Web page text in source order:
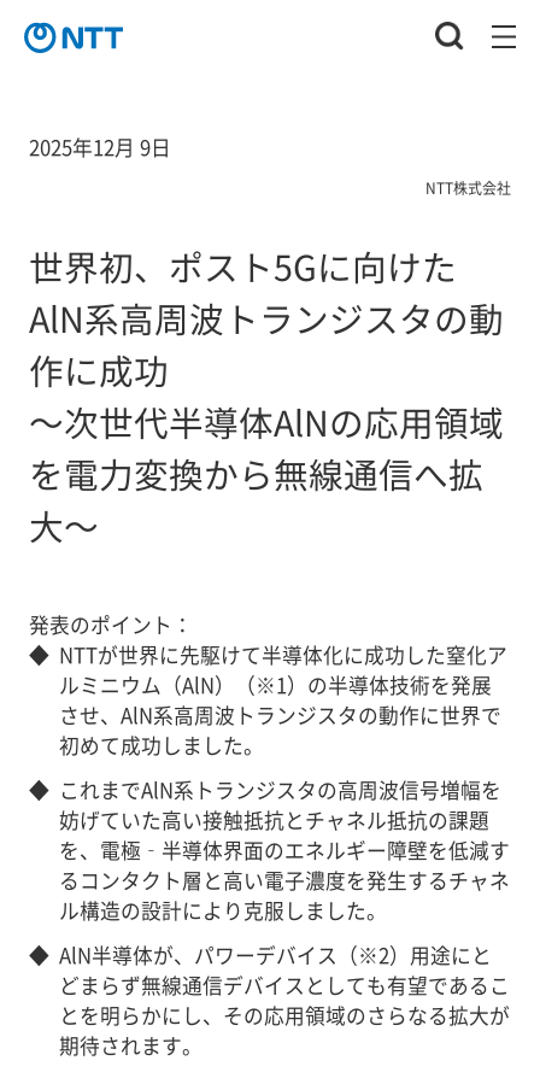
2025年12月 9日
NTT株式会社
世界初、ポスト5Gに向けた
AlN系高周波トランジスタの動
作に成功
～次世代半導体AlNの応用領域
を電力変換から無線通信へ拡
大～
発表のポイント：
◆ NTTが世界に先駆けて半導体化に成功した窒化ア
ルミニウム（AlN）（※1）の半導体技術を発展
させ、AlN系高周波トランジスタの動作に世界で
初めて成功しました。
◆ これまでAlN系トランジスタの高周波信号増幅を
妨げていた高い接触抵抗とチャネル抵抗の課題
を、電極‐半導体界面のエネルギー障壁を低減す
るコンタクト層と高い電子濃度を発生するチャネ
ル構造の設計により克服しました。
◆ AlN半導体が、パワーデバイス（※2）用途にと
どまらず無線通信デバイスとしても有望であるこ
とを明らかにし、その応用領域のさらなる拡大が
期待されます。